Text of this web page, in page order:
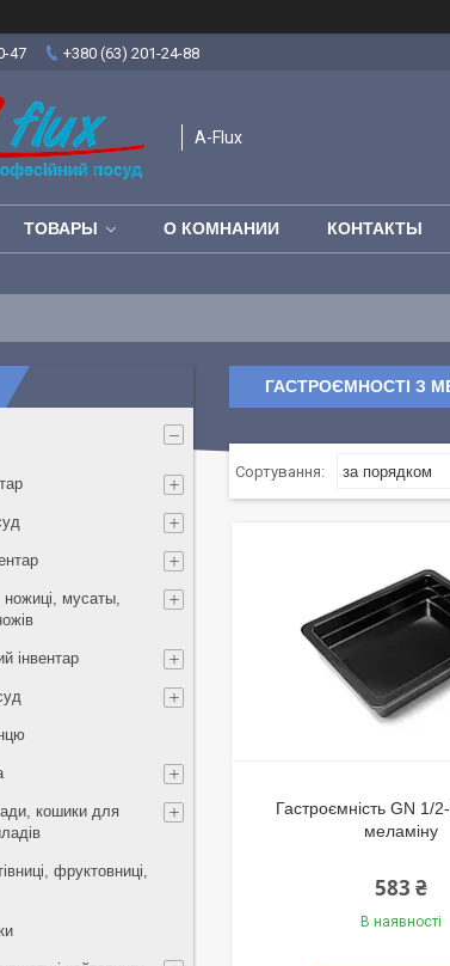
47 +380 (63) 201-24-88
A-Flux
ТОВАРЫ О КОМНАНИИ КОНТАКТЫ
ГАСТРОЄМНОСТІ З
Гастроємність GN 1/
меламіну
583 ₴
В наявності
ножиці, мусаты,
інвентар
кошики для
фруктовниці,